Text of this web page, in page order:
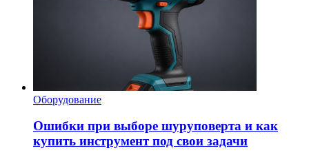
Оборудование
Ошибки при выборе шуруповерта и как
купить инструмент под свои задачи